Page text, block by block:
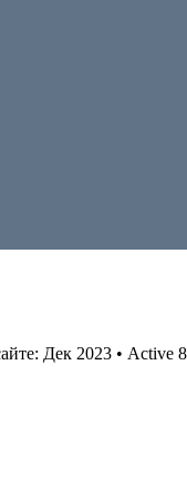
Дек 2023 • Active